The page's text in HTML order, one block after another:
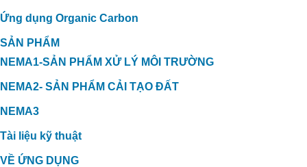
Ứng dụng Organic Carbon
SẢN PHẨM
NEMA1-SẢN PHẨM XỬ LÝ MÔI TRƯỜNG
NEMA2- SẢN PHẨM CẢI TẠO ĐẤT
NEMA3
Tài liệu kỹ thuật
VỀ ỨNG DỤNG